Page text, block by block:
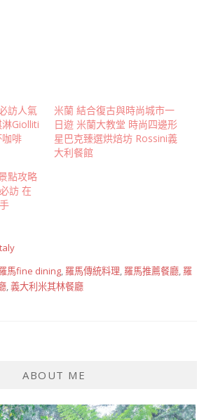
訪人氣
Giolliti
啡
米蘭 結合復古與時尚城市一
日遊 米蘭大教堂 時尚四邊形
星巴克臻選烘焙坊 Rossini義
大利餐館
點攻略
訪 在
馬fine dining, 羅馬傳統料理, 羅馬推薦餐廳, 羅
,義大利米其林餐廳
ABOUT ME